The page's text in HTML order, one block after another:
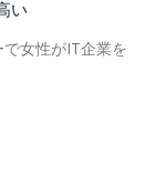
い
女性がIT企業を